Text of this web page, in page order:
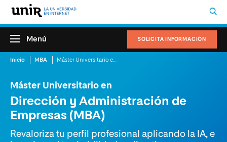
SOLICITA INFORMACIÓN
Menú
Inicio MBA
Máster Universitario en
Dirección y Administración de
Empresas (MBA)
Revaloriza tu perfil profesional aplicando la IA, e